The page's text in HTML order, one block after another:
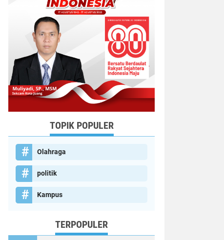
TOPIK POPULER
Olahraga
politik
Kampus
TERPOPULER